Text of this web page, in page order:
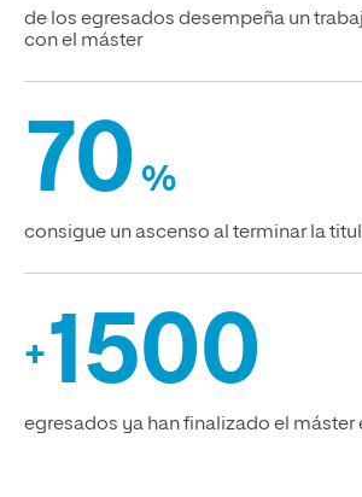
de los egresados desempeña un
con el máster
70 %
consigue un ascenso al terminar la
+1500
egresados ya han finalizado el máster